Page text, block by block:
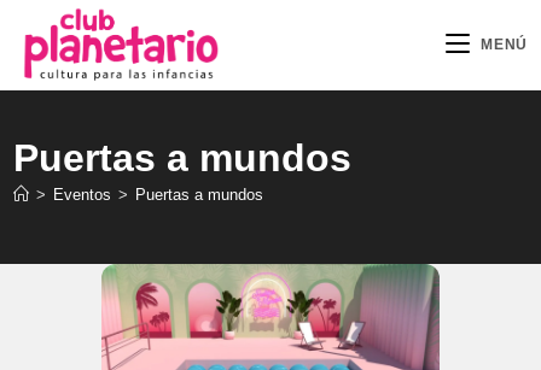
contenido
MENÚ
Puertas a mundos
> Eventos > Puertas a mundos